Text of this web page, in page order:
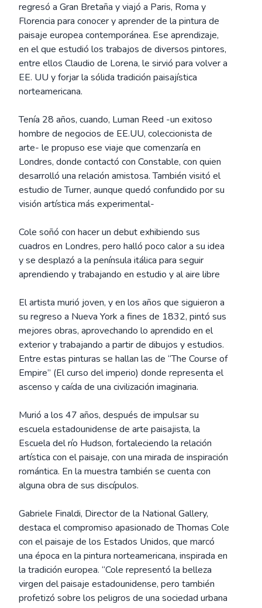
regresó a Gran Bretaña y viajó a Paris, Roma y
Florencia para conocer y aprender de la pintura de
paisaje europea contemporánea. Ese aprendizaje,
en el que estudió los trabajos de diversos pintores,
entre ellos Claudio de Lorena, le sirvió para volver a
EE. UU y forjar la sólida tradición paisajística
norteamericana.
Tenía 28 años, cuando, Luman Reed -un exitoso
hombre de negocios de EE.UU, coleccionista de
arte- le propuso ese viaje que comenzaría en
Londres, donde contactó con Constable, con quien
desarrolló una relación amistosa. También visitó el
estudio de Turner, aunque quedó confundido por su
visión artística más experimental-
Cole soñó con hacer un debut exhibiendo sus
cuadros en Londres, pero halló poco calor a su idea
y se desplazó a la península itálica para seguir
aprendiendo y trabajando en estudio y al aire libre
El artista murió joven, y en los años que siguieron a
su regreso a Nueva York a fines de 1832, pintó sus
mejores obras, aprovechando lo aprendido en el
exterior y trabajando a partir de dibujos y estudios.
Entre estas pinturas se hallan las de “The Course of
Empire” (El curso del imperio) donde representa el
ascenso y caída de una civilización imaginaria.
Murió a los 47 años, después de impulsar su
escuela estadounidense de arte paisajista, la
Escuela del río Hudson, fortaleciendo la relación
artística con el paisaje, con una mirada de inspiración
romántica. En la muestra también se cuenta con
alguna obra de sus discípulos.
Gabriele Finaldi, Director de la National Gallery,
destaca el compromiso apasionado de Thomas Cole
con el paisaje de los Estados Unidos, que marcó
una época en la pintura norteamericana, inspirada en
la tradición europea. “Cole representó la belleza
virgen del paisaje estadounidense, pero también
profetizó sobre los peligros de una sociedad urbana